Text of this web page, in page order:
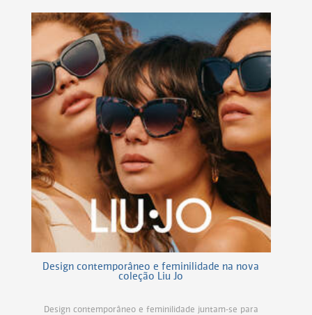
Design contemporâneo e feminilidade na nova
coleção Liu Jo
Design contemporâneo e feminilidade juntam-se para